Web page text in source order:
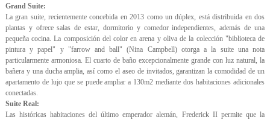
Grand Suite:
La gran suite, recientemente concebida en 2013 como un dúplex, está distribuida en dos
plantas y ofrece salas de estar, dormitorio y comedor independientes, además de una
pequeña cocina. La composición del color en arena y oliva de la colección "biblioteca de
pintura y papel" y "farrow and ball" (Nina Campbell) otorga a la suite una nota
particularmente armoniosa. El cuarto de baño excepcionalmente grande con luz natural, la
bañera y una ducha amplia, así como el aseo de invitados, garantizan la comodidad de un
apartamento de lujo que se puede ampliar a 130m2 mediante dos habitaciones adicionales
conectadas.
Suite Real:
Las históricas habitaciones del último emperador alemán, Frederick II permite que la